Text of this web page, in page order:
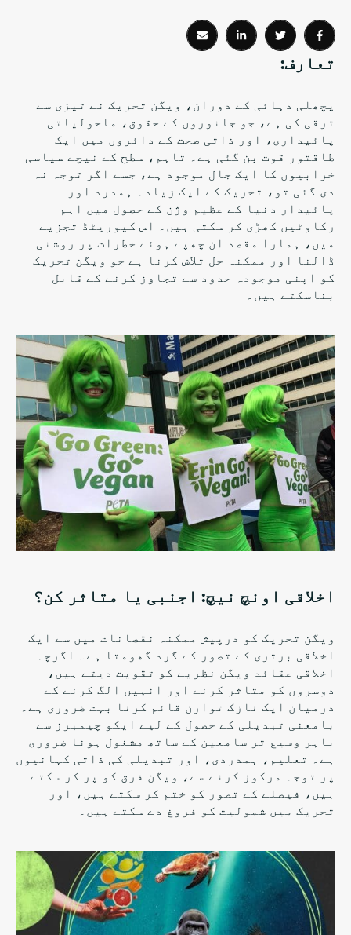
تعارف:
پچھلی دہائی کے دوران، ویگن تحریک نے تیزی سے
ترقی کی ہے، جو جانوروں کے حقوق، ماحولیاتی
پائیداری، اور ذاتی صحت کے دائروں میں ایک
طاقتور قوت بن گئی ہے۔ تاہم، سطح کے نیچے سیاسی
خرابیوں کا ایک جال موجود ہے، جسے اگر توجہ نہ
دی گئی تو، تحریک کے ایک زیادہ ہمدرد اور
پائیدار دنیا کے عظیم وژن کے حصول میں اہم
رکاوٹیں کھڑی کر سکتی ہیں۔ اس کیوریٹڈ تجزیے
میں، ہمارا مقصد ان چھپے ہوئے خطرات پر روشنی
ڈالنا اور ممکنہ حل تلاش کرنا ہے جو ویگن تحریک
کو اپنی موجودہ حدود سے تجاوز کرنے کے قابل
بناسکتے ہیں۔
اخلاقی اونچ نیچ: اجنبی یا متاثر کن؟
ویگن تحریک کو درپیش ممکنہ نقصانات میں سے ایک
اخلاقی برتری کے تصور کے گرد گھومتا ہے۔ اگرچہ
اخلاقی عقائد ویگن نظریے کو تقویت دیتے ہیں،
دوسروں کو متاثر کرنے اور انہیں الگ کرنے کے
درمیان ایک نازک توازن قائم کرنا بہت ضروری ہے۔
بامعنی تبدیلی کے حصول کے لیے ایکو چیمبرز سے
باہر وسیع تر سامعین کے ساتھ مشغول ہونا ضروری
ہے۔ تعلیم، ہمدردی، اور تبدیلی کی ذاتی کہانیوں
پر توجہ مرکوز کرنے سے، ویگن فرق کو پر کر سکتے
ہیں، فیصلے کے تصور کو ختم کر سکتے ہیں، اور
تحریک میں شمولیت کو فروغ دے سکتے ہیں۔